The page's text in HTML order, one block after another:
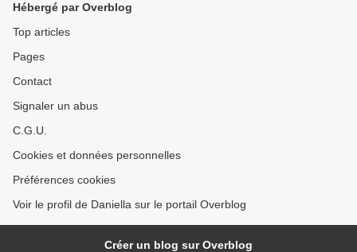
Hébergé par Overblog
Top articles
Pages
Contact
Signaler un abus
C.G.U.
Cookies et données personnelles
Préférences cookies
Voir le profil de Daniella sur le portail Overblog
Créer un blog sur Overblog